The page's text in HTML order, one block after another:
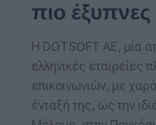
πιο έξυπνες
Η DOTSOFT ΑΕ, μία
ελληνικές εταιρείες
επικοινωνιών, με
ένταξή της, ως την